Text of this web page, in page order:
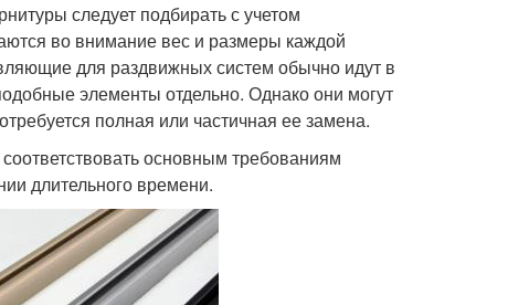
следует подбирать с учетом
во внимание вес и размеры каждой
для раздвижных систем обычно идут в
элементы отдельно. Однако они могут
полная или частичная ее замена.
основным требованиям
длительного времени.